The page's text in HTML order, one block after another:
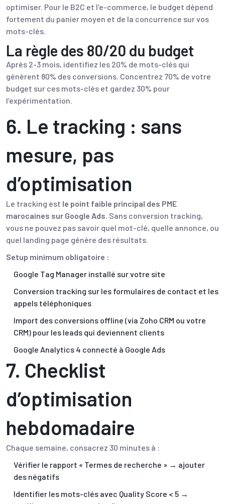
optimiser. Pour le B2C et l’e-commerce, le budget dépend
fortement du panier moyen et de la concurrence sur vos
mots-clés.
La règle des 80/20 du budget
Après 2-3 mois, identifiez les 20% de mots-clés qui
génèrent 80% des conversions. Concentrez 70% de votre
budget sur ces mots-clés et gardez 30% pour
l’expérimentation.
6. Le tracking : sans
mesure, pas
d’optimisation
Le tracking est le point faible principal des PME
marocaines sur Google Ads. Sans conversion tracking,
vous ne pouvez pas savoir quel mot-clé, quelle annonce, ou
quel landing page génère des résultats.
Setup minimum obligatoire :
Google Tag Manager installé sur votre site
Conversion tracking sur les formulaires de contact et les
appels téléphoniques
Import des conversions offline (via Zoho CRM ou votre
CRM) pour les leads qui deviennent clients
Google Analytics 4 connecté à Google Ads
7. Checklist
d’optimisation
hebdomadaire
Chaque semaine, consacrez 30 minutes à :
Vérifier le rapport « Termes de recherche » → ajouter
des négatifs
Identifier les mots-clés avec Quality Score < 5 →